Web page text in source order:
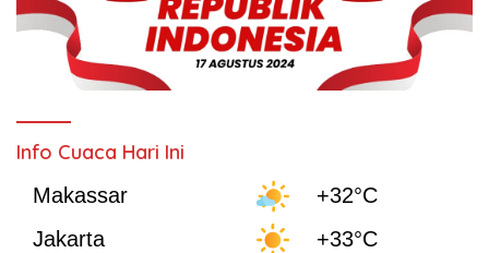
Info Cuaca Hari Ini
Makassar
+32°C
Jakarta
+33°C